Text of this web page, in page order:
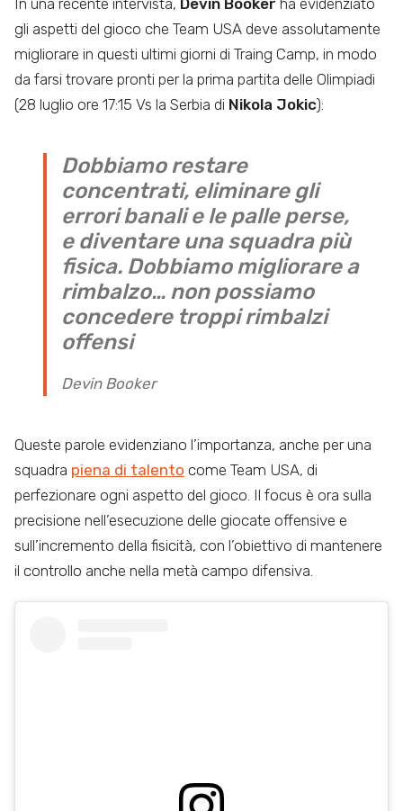
In una recente intervista, Devin Booker ha evidenziato
gli aspetti del gioco che Team USA deve assolutamente
migliorare in questi ultimi giorni di Traing Camp, in modo
da farsi trovare pronti per la prima partita delle Olimpiadi
(28 luglio ore 17:15 Vs la Serbia di Nikola Jokic):
Dobbiamo restare
concentrati, eliminare gli
errori banali e le palle perse,
e diventare una squadra più
fisica. Dobbiamo migliorare a
rimbalzo… non possiamo
concedere troppi rimbalzi
offensi
Devin Booker
Queste parole evidenziano l’importanza, anche per una
squadra piena di talento come Team USA, di
perfezionare ogni aspetto del gioco. Il focus è ora sulla
precisione nell’esecuzione delle giocate offensive e
sull’incremento della fisicità, con l’obiettivo di mantenere
il controllo anche nella metà campo difensiva.